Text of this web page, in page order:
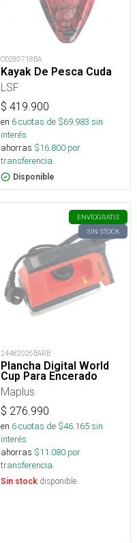
OD280718BA
Kayak De Pesca Cuda
LSF
$ 419.900
en 6cuotas de $69.983 sin
interés
ahorras $16.800 por
transferencia.
Disponible
ENVÍOGRATIS
SIN STOCK
24482026BARB
Plancha Digital World
Cup Para Encerado
Maplus
$ 276.990
en 6cuotas de $46.165sin
interés
ahorras $11.080 por
transferencia.
Sin stock disponible